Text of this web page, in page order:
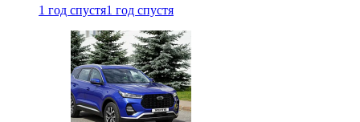
1 год спустя1 год спустя